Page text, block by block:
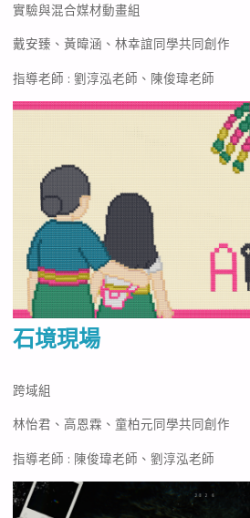
實驗與混合媒材動畫組
戴安臻、黃暐涵、林幸誼同學共同創作
指導老師 : 劉淳泓老師、陳俊瑋老師
石境現場
跨域組
林怡君、高恩霖、童柏元同學共同創作
指導老師 : 陳俊瑋老師、劉淳泓老師